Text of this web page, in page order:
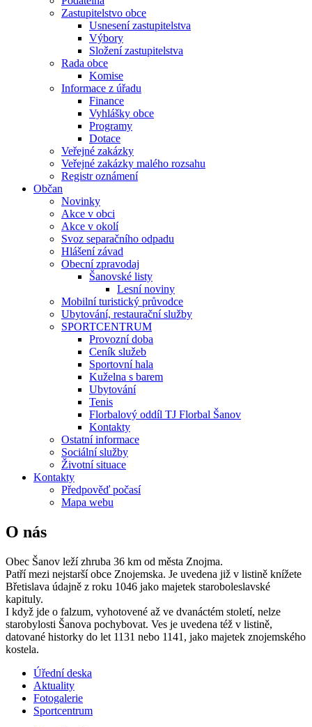
Zastupitelstvo obce
Usnesení zastupitelstva
Výbory
Složení zastupitelstva
Rada obce
Komise
Informace z úřadu
Finance
Vyhlášky obce
Programy
Dotace
Veřejné zakázky
Veřejné zakázky malého rozsahu
Registr oznámení
Občan
Novinky
Akce v obci
Akce v okolí
Svoz separačního odpadu
Hlášení závad
Obecní zpravodaj
Šanovské listy
Lesní noviny
Mobilní turistický průvodce
Ubytování, restaurační služby
SPORTCENTRUM
Provozní doba
Ceník služeb
Sportovní hala
Kuželna s barem
Ubytování
Tenis
Florbalový oddíl TJ Florbal Šanov
Kontakty
Ostatní informace
Sociální služby
Životní situace
Kontakty
Předpověď počasí
Mapa webu
O nás
Obec Šanov leží zhruba 36 km od města Znojma.
Patří mezi nejstarší obce Znojemska. Je uvedena již v listině knížete
Břetislava údajně z roku 1046 jako majetek staroboleslavské
kapituly.
I když jde o falzum, vyhotovené až ve dvanáctém století, nelze
starobylosti Šanova pochybovat. Ves je uvedena též v listině,
datované historky do let 1131 nebo 1141, jako majetek znojemského
kostela.
Úřední deska
Aktuality
Fotogalerie
Sportcentrum